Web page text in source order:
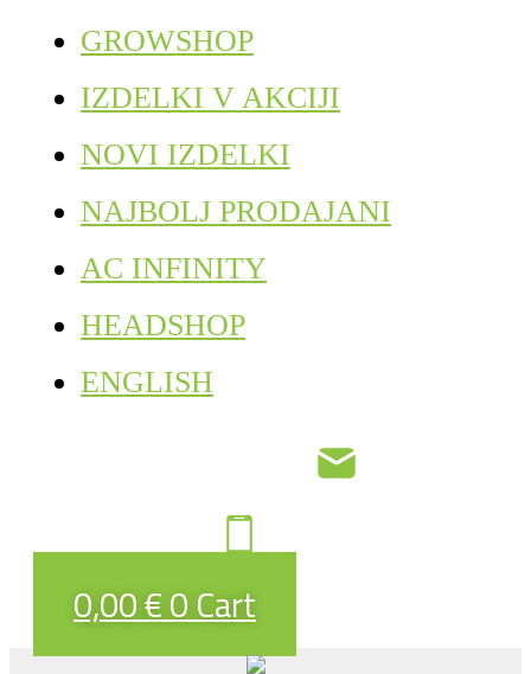
GROWSHOP
IZDELKI V AKCIJI
NOVI IZDELKI
NAJBOLJ PRODAJANI
AC INFINITY
HEADSHOP
ENGLISH
0,00€0Cart